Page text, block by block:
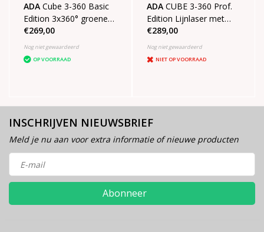
ADA Cube 3-360 Basic
Edition 3x360° groene
lijnen
€269,00
Nog niet gewaardeerd
OP VOORRAAD
ADA CUBE 3-360 Prof.
Edition Lijnlaser met
3x360° groene lijnen
€289,00
Nog niet gewaardeerd
NIET OP VOORRAAD
INSCHRIJVEN NIEUWSBRIEF
Meld je nu aan voor extra informatie of nieuwe producten
Abonneer